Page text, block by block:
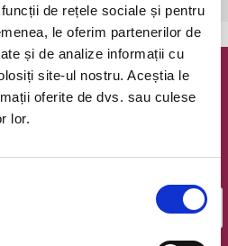
de rețele sociale și pentru
le oferim partenerilor de
și de analize informații cu
site-ul nostru. Aceștia le
oferite de dvs. sau culese
lor.
@ Bilete.ro